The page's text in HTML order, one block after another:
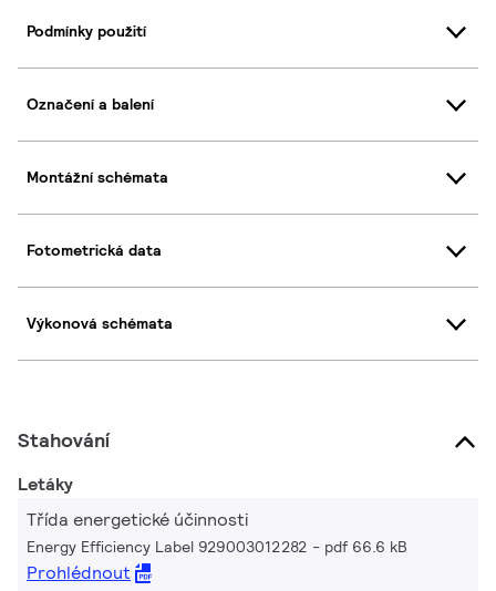
Podmínky použití
Označení a balení
Montážní schémata
Fotometrická data
Výkonová schémata
Stahování
Letáky
Třída energetické účinnosti
Energy Efficiency Label 929003012282 pdf 66.6 kB
Prohlédnout